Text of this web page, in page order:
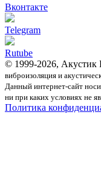
Вконтакте
Telegram
Rutube
© 1999-2026, Акустик
виброизоляция и
Данный интернет-сайт
ни при каких условиях не
Политика